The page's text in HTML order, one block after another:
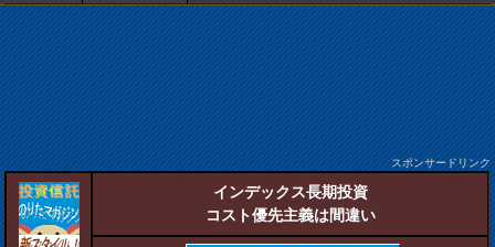
スポンサードリンク
インデックス長期投資
コスト優先主義は間違い